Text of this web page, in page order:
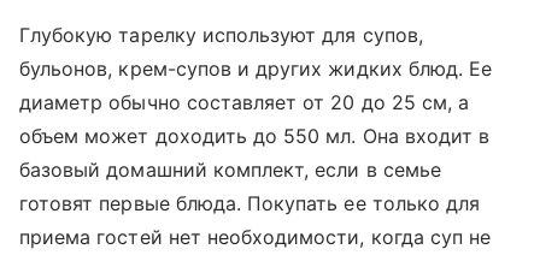
Глубокую тарелку используют для супов,
бульонов, крем-супов и других жидких блюд. Ее
диаметр обычно составляет от 20 до 25 см, а
объем может доходить до 550 мл. Она входит в
базовый домашний комплект, если в семье
готовят первые блюда. Покупать ее только для
приема гостей нет необходимости, когда суп не